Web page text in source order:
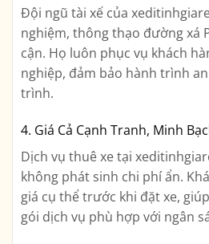
Đội ngũ tài xế của
nghiệm, thông thạo đường xá
cận. Họ luôn phục vụ khách
nghiệp, đảm bảo hành trình
trình.
4. Giá Cả Cạnh Tranh, Minh
Dịch vụ thuê xe tại
không phát sinh chi phí ẩn.
giá cụ thể trước khi đặt xe,
gói dịch vụ phù hợp với ngân